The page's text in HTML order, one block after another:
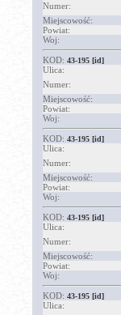
Numer:
Miejscowość:
Powiat:
Woj:
KOD: 43-195 [id]
Ulica:
Numer:
Miejscowość:
Powiat:
Woj:
KOD: 43-195 [id]
Ulica:
Numer:
Miejscowość:
Powiat:
Woj:
KOD: 43-195 [id]
Ulica:
Numer:
Miejscowość:
Powiat:
Woj:
KOD: 43-195 [id]
Ulica: